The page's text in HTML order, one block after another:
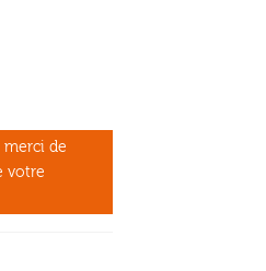
merci de
votre